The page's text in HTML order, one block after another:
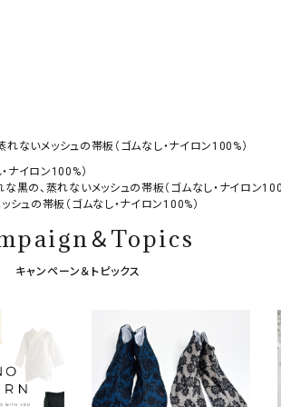
ないメッシュの帯板（ゴムなし・ナイロン100%）
ナイロン100%）
黒の、蒸れないメッシュの帯板（ゴムなし・ナイロン
ュの帯板（ゴムなし・ナイロン100%）
＆Topics
キャンペーン＆トピックス